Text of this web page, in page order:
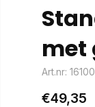
met
Art.nr:
€49,35